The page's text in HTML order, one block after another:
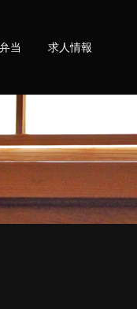
当 求人情報